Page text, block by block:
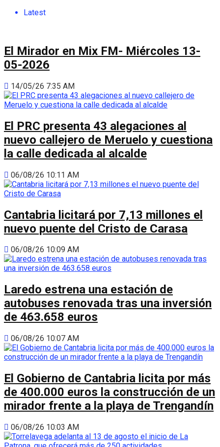
Latest
El Mirador en Mix FM- Miércoles 13-
05-2026
14/05/26 7:35 AM
El PRC presenta 43 alegaciones al
nuevo callejero de Meruelo y cuestiona
la calle dedicada al alcalde
06/08/26 10:11 AM
Cantabria licitará por 7,13 millones el
nuevo puente del Cristo de Carasa
06/08/26 10:09 AM
Laredo estrena una estación de
autobuses renovada tras una inversión
de 463.658 euros
06/08/26 10:07 AM
El Gobierno de Cantabria licita por más
de 400.000 euros la construcción de un
mirador frente a la playa de Trengandín
06/08/26 10:03 AM